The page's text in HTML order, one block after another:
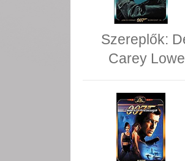
Szereplők:
Carey